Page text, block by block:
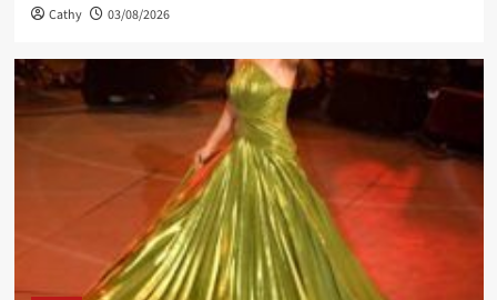
Cathy 03/08/2026